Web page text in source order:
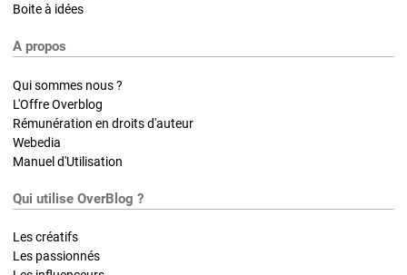
Boite à idées
A propos
Qui sommes nous ?
L'Offre Overblog
Rémunération en droits d'auteur
Webedia
Manuel d'Utilisation
Qui utilise OverBlog ?
Les créatifs
Les passionnés